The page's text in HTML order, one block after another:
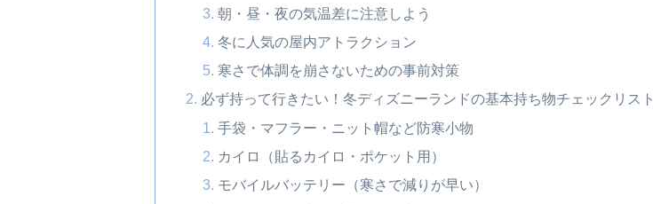
朝・昼・夜の気温差に注意しよう
冬に人気の屋内アトラクション
寒さで体調を崩さないための事前対策
必ず持って行きたい！冬ディズニーランドの基本持ち物チェックリスト
手袋・マフラー・ニット帽など防寒小物
カイロ（貼るカイロ・ポケット用）
モバイルバッテリー（寒さで減りが早い）